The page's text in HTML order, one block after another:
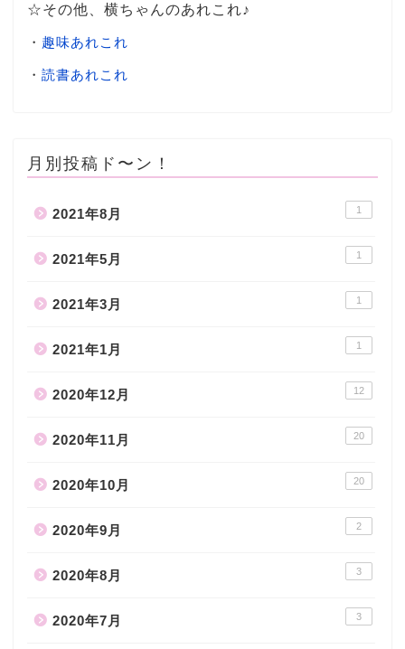
☆その他、横ちゃんのあれこれ♪
・ 趣味あれこれ
・ 読書あれこれ
月別投稿ド〜ン！
2021年8月 1
2021年5月 1
2021年3月 1
2021年1月 1
2020年12月 12
2020年11月 20
2020年10月 20
2020年9月 2
2020年8月 3
2020年7月 3